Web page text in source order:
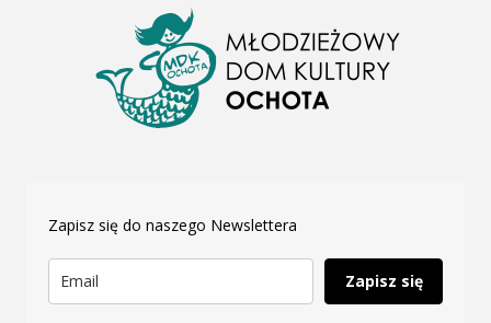
Zapisz się do naszego Newslettera
Zapisz się